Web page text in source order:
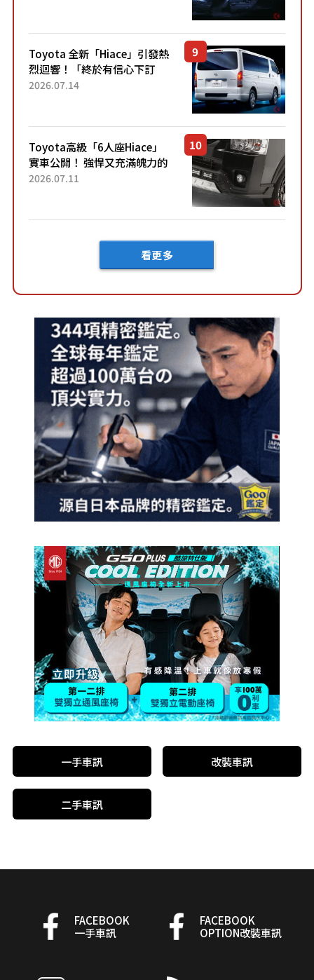
「三...
Toyota 全新「Hiace」引發熱
烈迴響！「終於有信心下訂
了！」「哪個等級交車最
車？...
2026.07.14
Toyota高級「6人座Hiace」
實車公開！ 強悍又充滿魄力的
「全黑設計」搭配特別「豪華
2026.07.11
看更多
一手車訊 改裝車訊
二手車訊
FACEBOOK
一手車訊
FACEBOOK
OPTION改裝車訊